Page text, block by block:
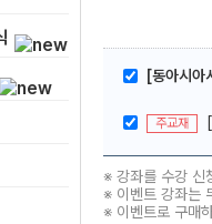
[동아시아
주교재
※ 강좌를 수강 신
※ 이벤트 강좌는
※ 이벤트로 구매